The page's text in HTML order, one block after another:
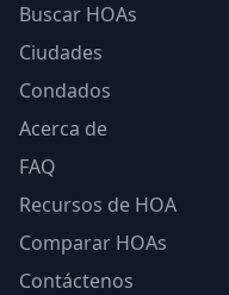
Buscar HOAs
Ciudades
Condados
Acerca de
FAQ
Recursos de HOA
Comparar HOAs
Contáctenos